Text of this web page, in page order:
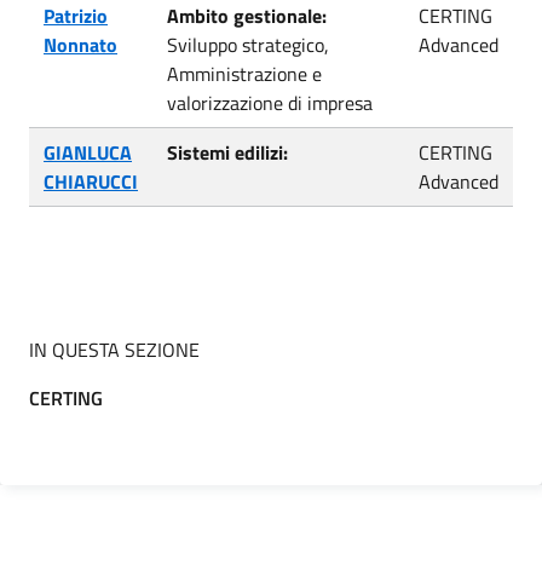
Patrizio
Nonnato
Ambito gestionale:
Sviluppo strategico,
Amministrazione e
valorizzazione di impresa
CERTING
Advanced
GIANLUCA
CHIARUCCI
Sistemi edilizi:
CERTING
Advanced
IN QUESTA SEZIONE
CERTING